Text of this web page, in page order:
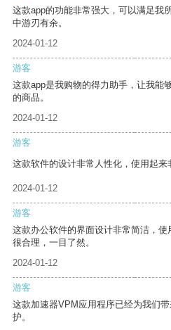
这款app的功能非常强大，可以满足我
中游刃有余。
2024-01-12
游客
这款app是我购物的得力助手，让我能
的商品。
2024-01-12
游客
这款软件的设计非常人性化，使用起来
2024-01-12
游客
这款办公软件的界面设计非常简洁，
很合理，一目了然。
2024-01-12
游客
这款加速器VPM应用程序已经为我们
护。